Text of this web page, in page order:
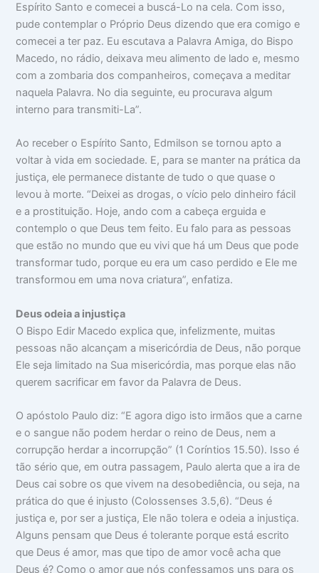
Espírito Santo e comecei a buscá-Lo na cela. Com isso,
pude contemplar o Próprio Deus dizendo que era comigo e
comecei a ter paz. Eu escutava a Palavra Amiga, do Bispo
Macedo, no rádio, deixava meu alimento de lado e, mesmo
com a zombaria dos companheiros, começava a meditar
naquela Palavra. No dia seguinte, eu procurava algum
interno para transmiti-La”.
Ao receber o Espírito Santo, Edmilson se tornou apto a
voltar à vida em sociedade. E, para se manter na prática da
justiça, ele permanece distante de tudo o que quase o
levou à morte. “Deixei as drogas, o vício pelo dinheiro fácil
e a prostituição. Hoje, ando com a cabeça erguida e
contemplo o que Deus tem feito. Eu falo para as pessoas
que estão no mundo que eu vivi que há um Deus que pode
transformar tudo, porque eu era um caso perdido e Ele me
transformou em uma nova criatura”, enfatiza.
Deus odeia a injustiça
O Bispo Edir Macedo explica que, infelizmente, muitas
pessoas não alcançam a misericórdia de Deus, não porque
Ele seja limitado na Sua misericórdia, mas porque elas não
querem sacrificar em favor da Palavra de Deus.
O apóstolo Paulo diz: “E agora digo isto irmãos que a carne
e o sangue não podem herdar o reino de Deus, nem a
corrupção herdar a incorrupção” (1 Coríntios 15.50). Isso é
tão sério que, em outra passagem, Paulo alerta que a ira de
Deus cai sobre os que vivem na desobediência, ou seja, na
prática do que é injusto (Colossenses 3.5,6). “Deus é
justiça e, por ser a justiça, Ele não tolera e odeia a injustiça.
Alguns pensam que Deus é tolerante porque está escrito
que Deus é amor, mas que tipo de amor você acha que
Deus é? Como o amor que nós confessamos uns para os